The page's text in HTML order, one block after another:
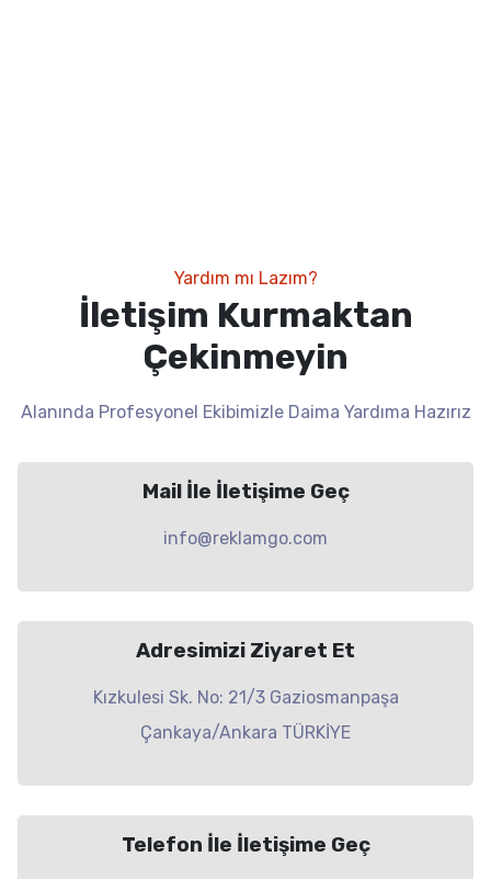
Yardım mı Lazım?
İletişim Kurmaktan
Çekinmeyin
Alanında Profesyonel Ekibimizle Daima Yardıma Hazırız
Mail İle İletişime Geç
info@reklamgo.com
Adresimizi Ziyaret Et
Kızkulesi Sk. No: 21/3 Gaziosmanpaşa
Çankaya/Ankara TÜRKİYE
Telefon İle İletişime Geç